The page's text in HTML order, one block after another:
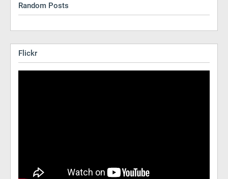
Random Posts
Flickr